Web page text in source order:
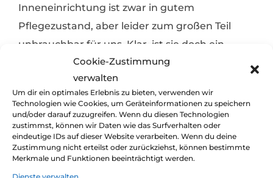
Cookie-Zustimmung
verwalten
Um dir ein optimales Erlebnis zu bieten, verwenden wir
Technologien wie Cookies, um Geräteinformationen zu speichern
und/oder darauf zuzugreifen. Wenn du diesen Technologien
zustimmst, können wir Daten wie das Surfverhalten oder
eindeutige IDs auf dieser Website verarbeiten. Wenn du deine
Zustimmung nicht erteilst oder zurückziehst, können bestimmte
Merkmale und Funktionen beeinträchtigt werden.
Inneneinrichtung ist zwar in gutem
Pflegezustand, aber leider zum großen Teil
unbrauchbar für uns. Klar, ist sie doch ein
Arbeitsboot und noch nicht zum Wohnboot
umgebaut. Im Heck steht Wasser. Wir finden
einige Durchrostungen im Heck und
Kielbereich. Und über den Motor müssten wir
noch einige Erkundungen machen. Immerhin
haben wir keinen blassen Schimmer von
ostdeutschen Dieselmotoren. Fraglich auch, ob